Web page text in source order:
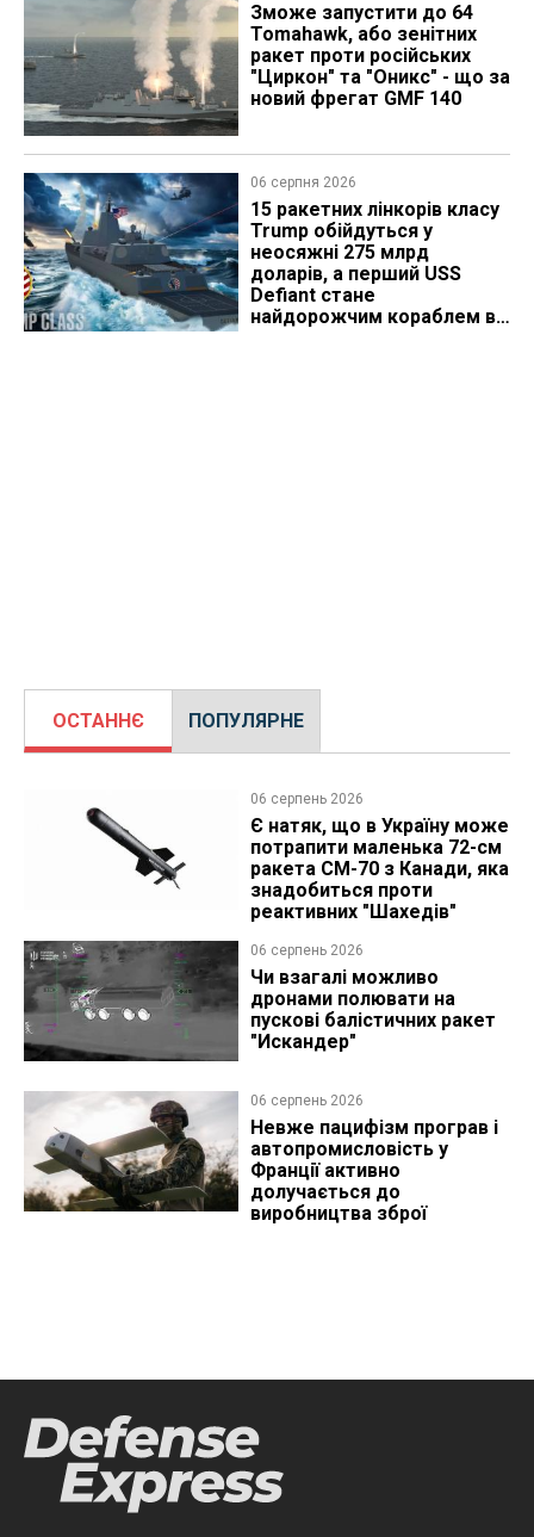
Зможе запустити до 64
Tomahawk, або зенітних
ракет проти російських
"Циркон" та "Оникс" - що за
новий фрегат GMF 140
06 серпня 2026
15 ракетних лінкорів класу
Trump обійдуться у
неосяжні 275 млрд
доларів, а перший USS
Defiant стане
найдорожчим кораблем в
ОСТАННЄ ПОПУЛЯРНЕ
06 серпень 2026
Є натяк, що в Україну може
потрапити маленька 72-см
ракета CM-70 з Канади, яка
знадобиться проти
реактивних "Шахедів"
06 серпень 2026
Чи взагалі можливо
дронами полювати на
пускові балістичних ракет
"Искандер"
06 серпень 2026
Невже пацифізм програв і
автопромисловість у
Франції активно
долучається до
виробництва зброї